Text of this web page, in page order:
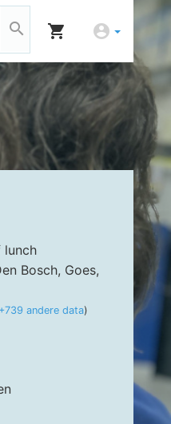
search shopping_cart account_circle
lunch
Bosch, Goes,
+739 andere data)